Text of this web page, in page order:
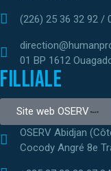
(226) 25 36 32 92 /
01 BP 1612
Filliale
Site web OSERV
OSERV Abidjan
Cocody Angré 8e